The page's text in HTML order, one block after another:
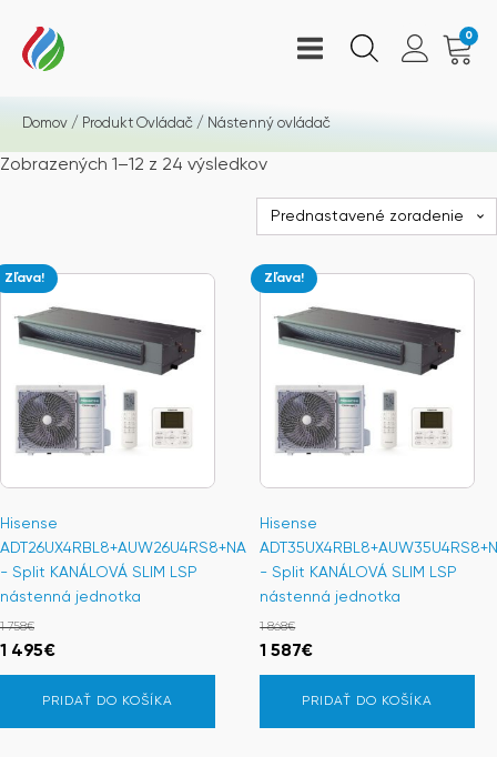
0
Domov / Produkt Ovládač / Nástenný ovládač
Zobrazených 1–12 z 24 výsledkov
Zľava!
Hisense
ADT26UX4RBL8+AUW26U4RS8+NA
- Split KANÁLOVÁ SLIM LSP
nástenná jednotka
1 758€
Pôvodná
cena
bola:
1
1 495€Aktuálna
cena
je:
1
PRIDAŤ DO KOŠÍKA
Zľava!
Hisense
- Split KANÁLOVÁ SLIM LSP
nástenná jednotka
1 868€
Pôvodná
cena
bola:
1
1 587€Aktuálna
cena
je:
1
PRIDAŤ DO KOŠÍKA